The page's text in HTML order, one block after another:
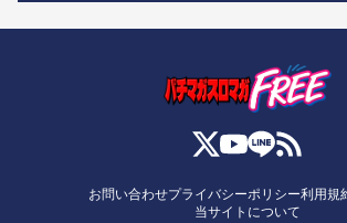
お問い合わせプライバシーポリシー利用規
当サイトについて